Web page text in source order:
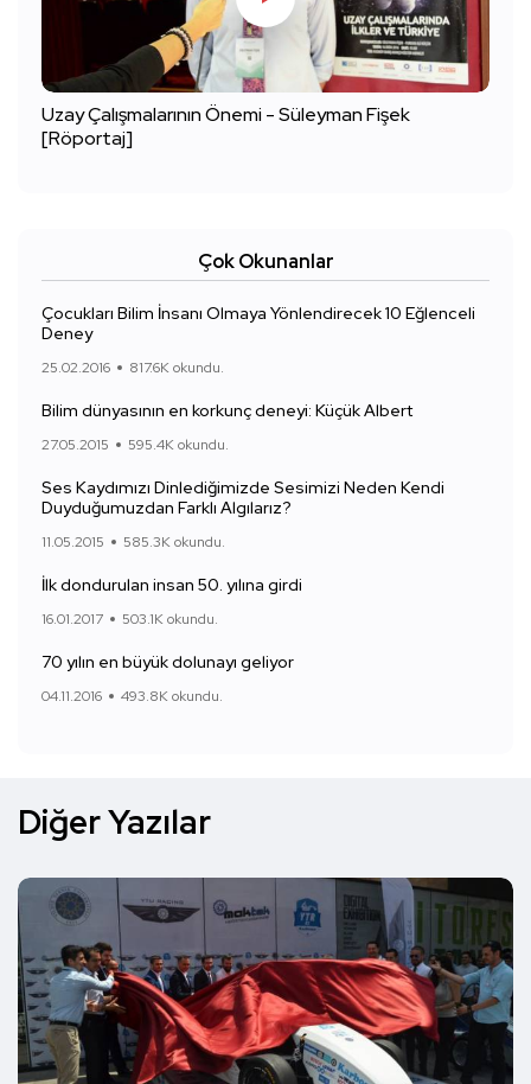
Uzay Çalışmalarının Önemi - Süleyman Fişek
[Röportaj]
Çok Okunanlar
Çocukları Bilim İnsanı Olmaya Yönlendirecek 10 Eğlenceli
Deney
25.02.2016 817.6K okundu.
Bilim dünyasının en korkunç deneyi: Küçük Albert
27.05.2015 595.4K okundu.
Ses Kaydımızı Dinlediğimizde Sesimizi Neden Kendi
Duyduğumuzdan Farklı Algılarız?
11.05.2015 585.3K okundu.
İlk dondurulan insan 50. yılına girdi
16.01.2017 503.1K okundu.
70 yılın en büyük dolunayı geliyor
04.11.2016 493.8K okundu.
Diğer Yazılar